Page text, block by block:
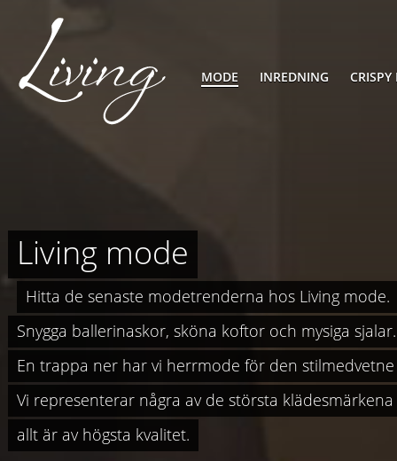
MODE INREDNING
Living mode
Hitta de senaste modetrenderna hos Living mode.
Snygga ballerinaskor, sköna koftor och mysiga sjalar.
En trappa ner har vi herrmode för den
Vi representerar några av de största
allt är av högsta kvalitet.